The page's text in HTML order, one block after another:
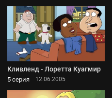
Кливленд - Лоретта Куагмир
5 серия 12.06.2005